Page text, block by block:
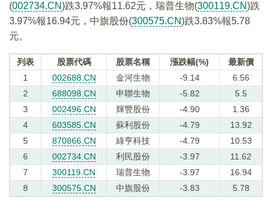
(002734.CN)跌3.97%報11.62元，瑞普生物(300119.CN)跌
3.97%報16.94元，中旗股份(300575.CN)跌3.83%報5.78
元。
列表 股票代碼 股票名稱 漲跌幅(%)
最新價
1
002688.CN 金河生物 -9.14
6.56
2
688098.CN 申聯生物 -5.82
5.5
3
002496.CN 輝豐股份 -4.90
1.36
4
603585.CN 蘇利股份 -4.79
13.92
5
870866.CN 綠亨科技 -4.79
10.53
6
002734.CN 利民股份 -3.97
11.62
7
300119.CN 瑞普生物 -3.97
16.94
8
300575.CN 中旗股份 -3.83 5.78